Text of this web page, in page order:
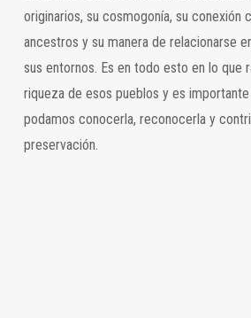
originarios, su cosmogonía, su conexión
ancestros y su manera de relacionarse
sus entornos. Es en todo esto en lo que
riqueza de esos pueblos y es
podamos conocerla, reconocerla y
preservación.